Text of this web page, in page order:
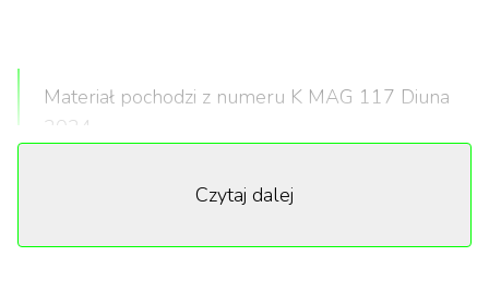
Materiał pochodzi z numeru K MAG 117 Diuna
2024.
Czytaj dalej